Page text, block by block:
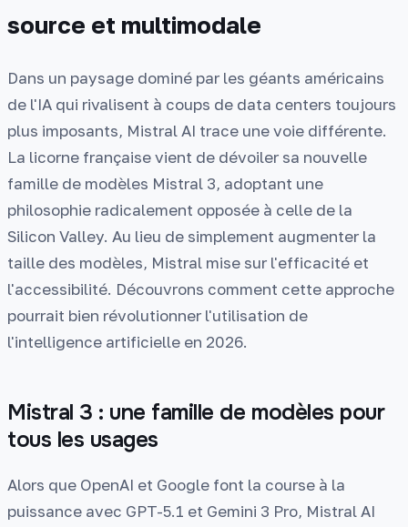
source et multimodale
Dans un paysage dominé par les géants américains
de l'IA qui rivalisent à coups de data centers toujours
plus imposants, Mistral AI trace une voie différente.
La licorne française vient de dévoiler sa nouvelle
famille de modèles Mistral 3, adoptant une
philosophie radicalement opposée à celle de la
Silicon Valley. Au lieu de simplement augmenter la
taille des modèles, Mistral mise sur l'efficacité et
l'accessibilité. Découvrons comment cette approche
pourrait bien révolutionner l'utilisation de
l'intelligence artificielle en 2026.
Mistral 3 : une famille de modèles pour
tous les usages
Alors que OpenAI et Google font la course à la
puissance avec GPT-5.1 et Gemini 3 Pro, Mistral AI